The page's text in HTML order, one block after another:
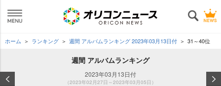
ホーム ランキング 週間 アルバムランキング 2023年03月13日付 31～40位
週間 アルバムランキング
2023年03月13日付
（2023年02月27日～2023年03月05日）